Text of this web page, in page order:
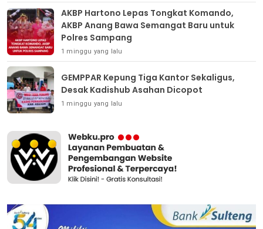
AKBP Hartono Lepas Tongkat Komando,
AKBP Anang Bawa Semangat Baru untuk
Polres Sampang
1 minggu yang lalu
GEMPPAR Kepung Tiga Kantor Sekaligus,
Desak Kadishub Asahan Dicopot
1 minggu yang lalu